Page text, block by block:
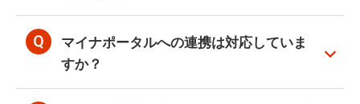
マイナポータルへの連携は対応していま
すか？